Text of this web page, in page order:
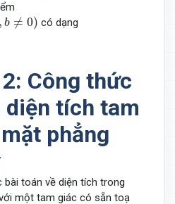
b ≠ 0) có dạng
Công thức
tích tam
phẳng
bài toán về diện tích trong
một tam giác có sẵn toạ